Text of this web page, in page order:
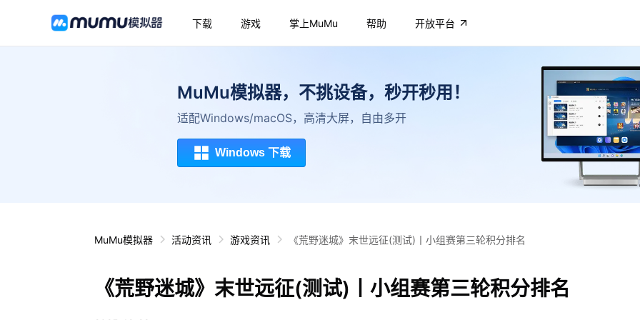
下载 游戏 掌上MuMu 帮助 开放平台
MuMu模拟器，不挑设备，秒开秒用！
适配Windows/macOS，高清大屏，自由多开
Windows 下载
MuMu模拟器 活动资讯 游戏资讯 《荒野迷城》末世远征(测试)丨小组赛第三轮积分排名
《荒野迷城》末世远征(测试)丨小组赛第三轮积分排名